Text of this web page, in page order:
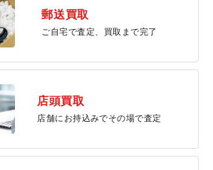
郵送買取
ご自宅で査定、買取まで完了
店頭買取
店舗にお持込みでその場で査定